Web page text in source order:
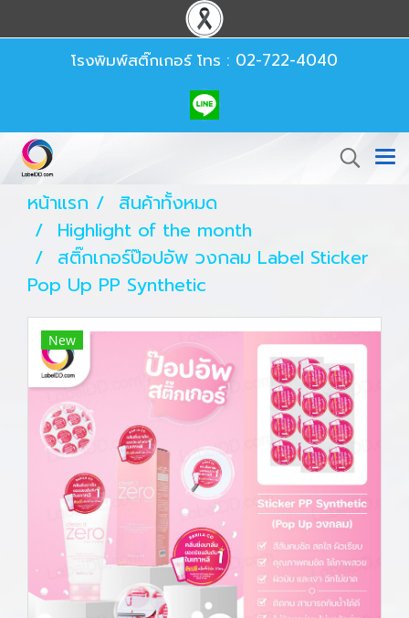
โรงพิมพ์สติ๊กเกอร์โทร : 02-722-4040
หน้าแรก
สินค้าทั้งหมด
Highlight of the month
สติ๊กเกอร์ป๊อปอัพ วงกลม Label Sticker
Pop Up PP Synthetic
New